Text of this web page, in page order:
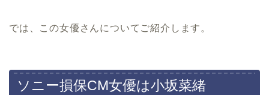
では、この女優さんについてご紹介します。
ソニー損保CM女優は小坂菜緒